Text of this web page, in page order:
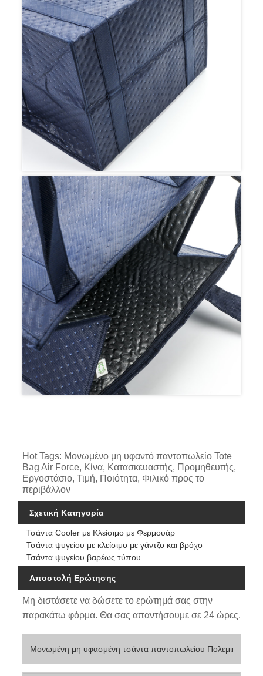
Hot Tags: Μονωμένο μη υφαντό παντοπωλείο Tote
Bag Air Force, Κίνα, Κατασκευαστής, Προμηθευτής,
Εργοστάσιο, Τιμή, Ποιότητα, Φιλικό προς το
περιβάλλον
Σχετική Κατηγορία
Τσάντα Cooler με Κλείσιμο με Φερμουάρ
Τσάντα ψυγείου με κλείσιμο με γάντζο και βρόχο
Τσάντα ψυγείου βαρέως τύπου
Αποστολή Ερώτησης
Μη διστάσετε να δώσετε το ερώτημά σας στην
παρακάτω φόρμα. Θα σας απαντήσουμε σε 24 ώρες.